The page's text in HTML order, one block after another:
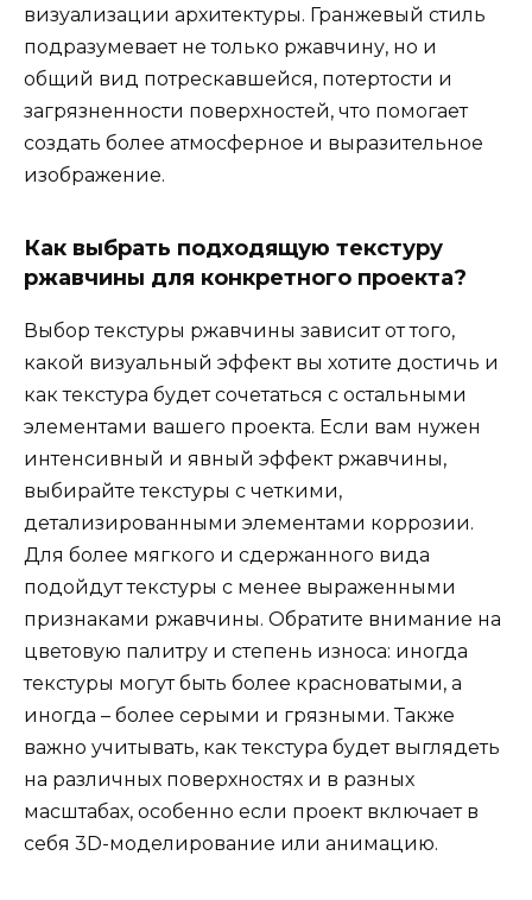
визуализации архитектуры. Гранжевый стиль
подразумевает не только ржавчину, но и
общий вид потрескавшейся, потертости и
загрязненности поверхностей, что помогает
создать более атмосферное и выразительное
изображение.
Как выбрать подходящую текстуру
ржавчины для конкретного проекта?
Выбор текстуры ржавчины зависит от того,
какой визуальный эффект вы хотите достичь и
как текстура будет сочетаться с остальными
элементами вашего проекта. Если вам нужен
интенсивный и явный эффект ржавчины,
выбирайте текстуры с четкими,
детализированными элементами коррозии.
Для более мягкого и сдержанного вида
подойдут текстуры с менее выраженными
признаками ржавчины. Обратите внимание на
цветовую палитру и степень износа: иногда
текстуры могут быть более красноватыми, а
иногда – более серыми и грязными. Также
важно учитывать, как текстура будет выглядеть
на различных поверхностях и в разных
масштабах, особенно если проект включает в
себя 3D-моделирование или анимацию.